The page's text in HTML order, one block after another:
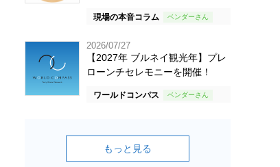
現場の本音コラム
2026/07/27
【2027年 ブルネイ観光年】プレ
ローンチセレモニーを開催！
ワールドコンパス
もっと見る